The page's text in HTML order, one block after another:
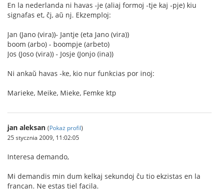
En la nederlanda ni havas -je (aliaj formoj -tje kaj -pje) kiu
signafas et, ĉj, aŭ nj. Ekzemploj:
Jan (Jano (vira))- Jantje (eta Jano (vira))
boom (arbo) - boompje (arbeto)
Jos (Joso (vira)) - Josje (Jonjo (ina))
Ni ankaŭ havas -ke, kio nur funkcias por inoj:
Marieke, Meike, Mieke, Femke ktp
jan aleksan (Pokaż profil)
25 stycznia 2009, 11:02:05
Interesa demando,
Mi demandis min dum kelkaj sekundoj ĉu tio ekzistas en la
francan. Ne estas tiel facila.